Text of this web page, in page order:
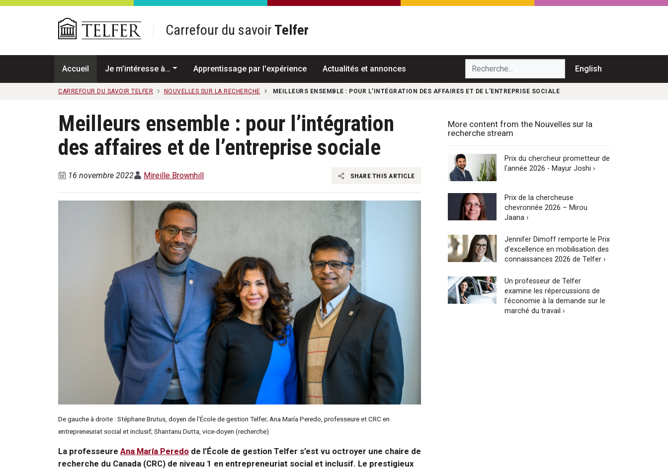
Passer au contenu principal
Carrefour du savoir Telfer
Accueil Je m’intéresse à… Apprentissage par l'expérience Actualités et annonces Recherche... English
CARREFOUR DU SAVOIR TELFER NOUVELLES SUR LA RECHERCHE MEILLEURS ENSEMBLE : POUR L’INTÉGRATION DES AFFAIRES ET DE L’ENTREPRISE SOCIALE
Meilleurs ensemble : pour l’intégration
des affaires et de l’entreprise sociale
16 novembre 2022 Mireille Brownhill SHARE THIS ARTICLE
De gauche à droite : Stéphane Brutus, doyen de l'École de gestion Telfer; Ana María Peredo, professeure et CRC en
entrepreneuriat social et inclusif; Shantanu Dutta, vice-doyen (recherche)
La professeure Ana María Peredo de l’École de gestion Telfer s’est vu octroyer une chaire de
recherche du Canada (CRC) de niveau 1 en entrepreneuriat social et inclusif. Le prestigieux
More content from the Nouvelles sur la
recherche stream
Prix du chercheur prometteur de
l’année 2026 - Mayur Joshi ›
Prix de la chercheuse
chevronnée 2026 – Mirou
Jaana ›
Jennifer Dimoff remporte le Prix
d’excellence en mobilisation des
connaissances 2026 de Telfer ›
Un professeur de Telfer
examine les répercussions de
l’économie à la demande sur le
marché du travail ›